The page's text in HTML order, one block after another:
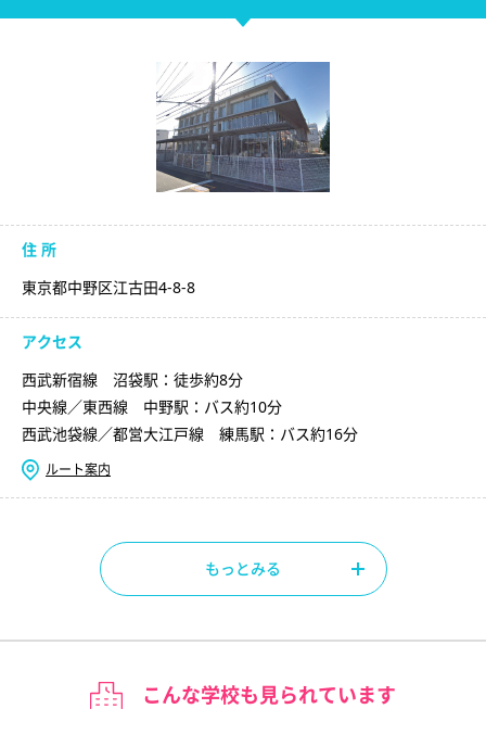
住 所
東京都中野区江古田4-8-8
アクセス
西武新宿線 沼袋駅：徒歩約8分
中央線／東西線 中野駅：バス約10分
西武池袋線／都営大江戸線 練馬駅：バス約16分
ルート案内
もっとみる
こんな学校も見られています